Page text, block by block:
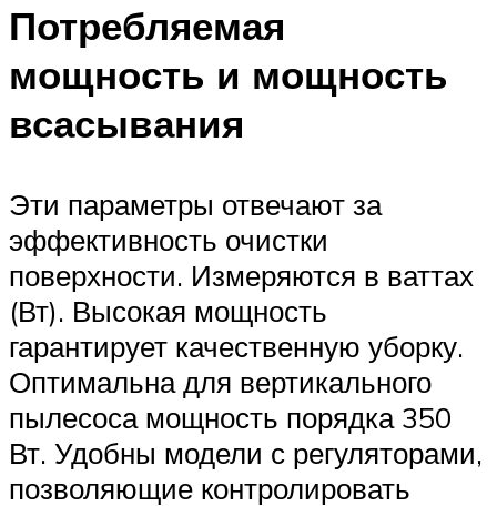
Потребляемая
мощность и мощность
всасывания
Эти параметры отвечают за
эффективность очистки
поверхности. Измеряются в ваттах
(Вт). Высокая мощность
гарантирует качественную уборку.
Оптимальна для вертикального
пылесоса мощность порядка 350
Вт. Удобны модели с регуляторами,
позволяющие контролировать